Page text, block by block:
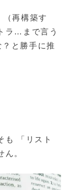
再構築す
ラ…まで言う
？と勝手に推
も 「リスト
ん。